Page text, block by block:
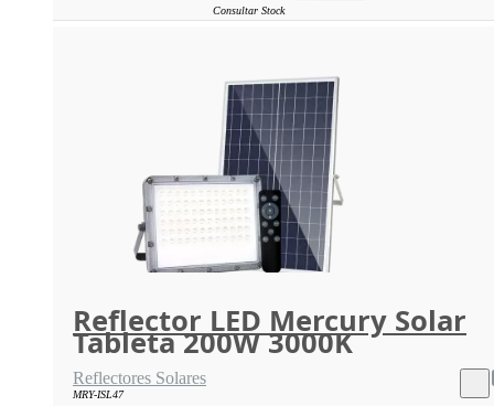
Consultar Stock
Reflector LED Mercury Solar
Tableta 200W 3000K
Reflectores Solares
MRY-ISL47